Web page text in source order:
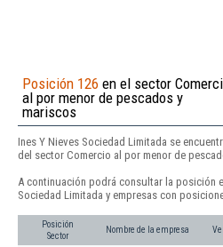
Posición 126 en el sector
al por menor de pescados y
mariscos
Ines Y Nieves Sociedad Limitada se
del sector Comercio al por menor de
A continuación podrá consultar la posición
Sociedad Limitada y empresas con
Posición
Sector
Nombre de la empresa